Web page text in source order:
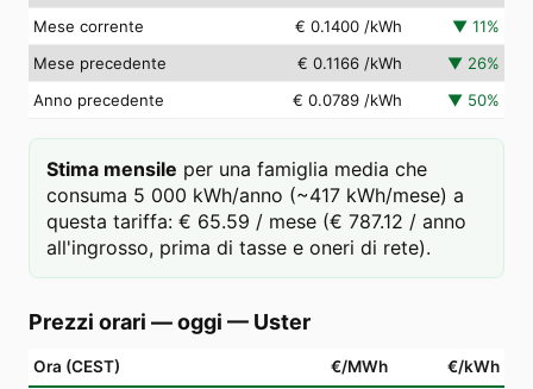
Mese corrente
€ 0.1400 /kWh ▼ 11%
Mese precedente
€ 0.1166 /kWh ▼ 26%
Anno precedente
€ 0.0789 /kWh ▼ 50%
Stima mensile per una famiglia media che
consuma 5 000 kWh/anno (~417 kWh/mese) a
questa tariffa: € 65.59 / mese (€ 787.12 / anno
all'ingrosso, prima di tasse e oneri di rete).
Prezzi orari — oggi — Uster
Ora (CEST) €/MWh €/kWh